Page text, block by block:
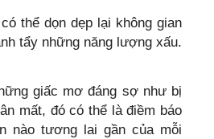
thể dọn dẹp lại không gian
tẩy những năng lượng xấu.
giấc mơ đáng sợ như bị
mất, đó có thể là điềm báo
nào tương lai gần của mỗi